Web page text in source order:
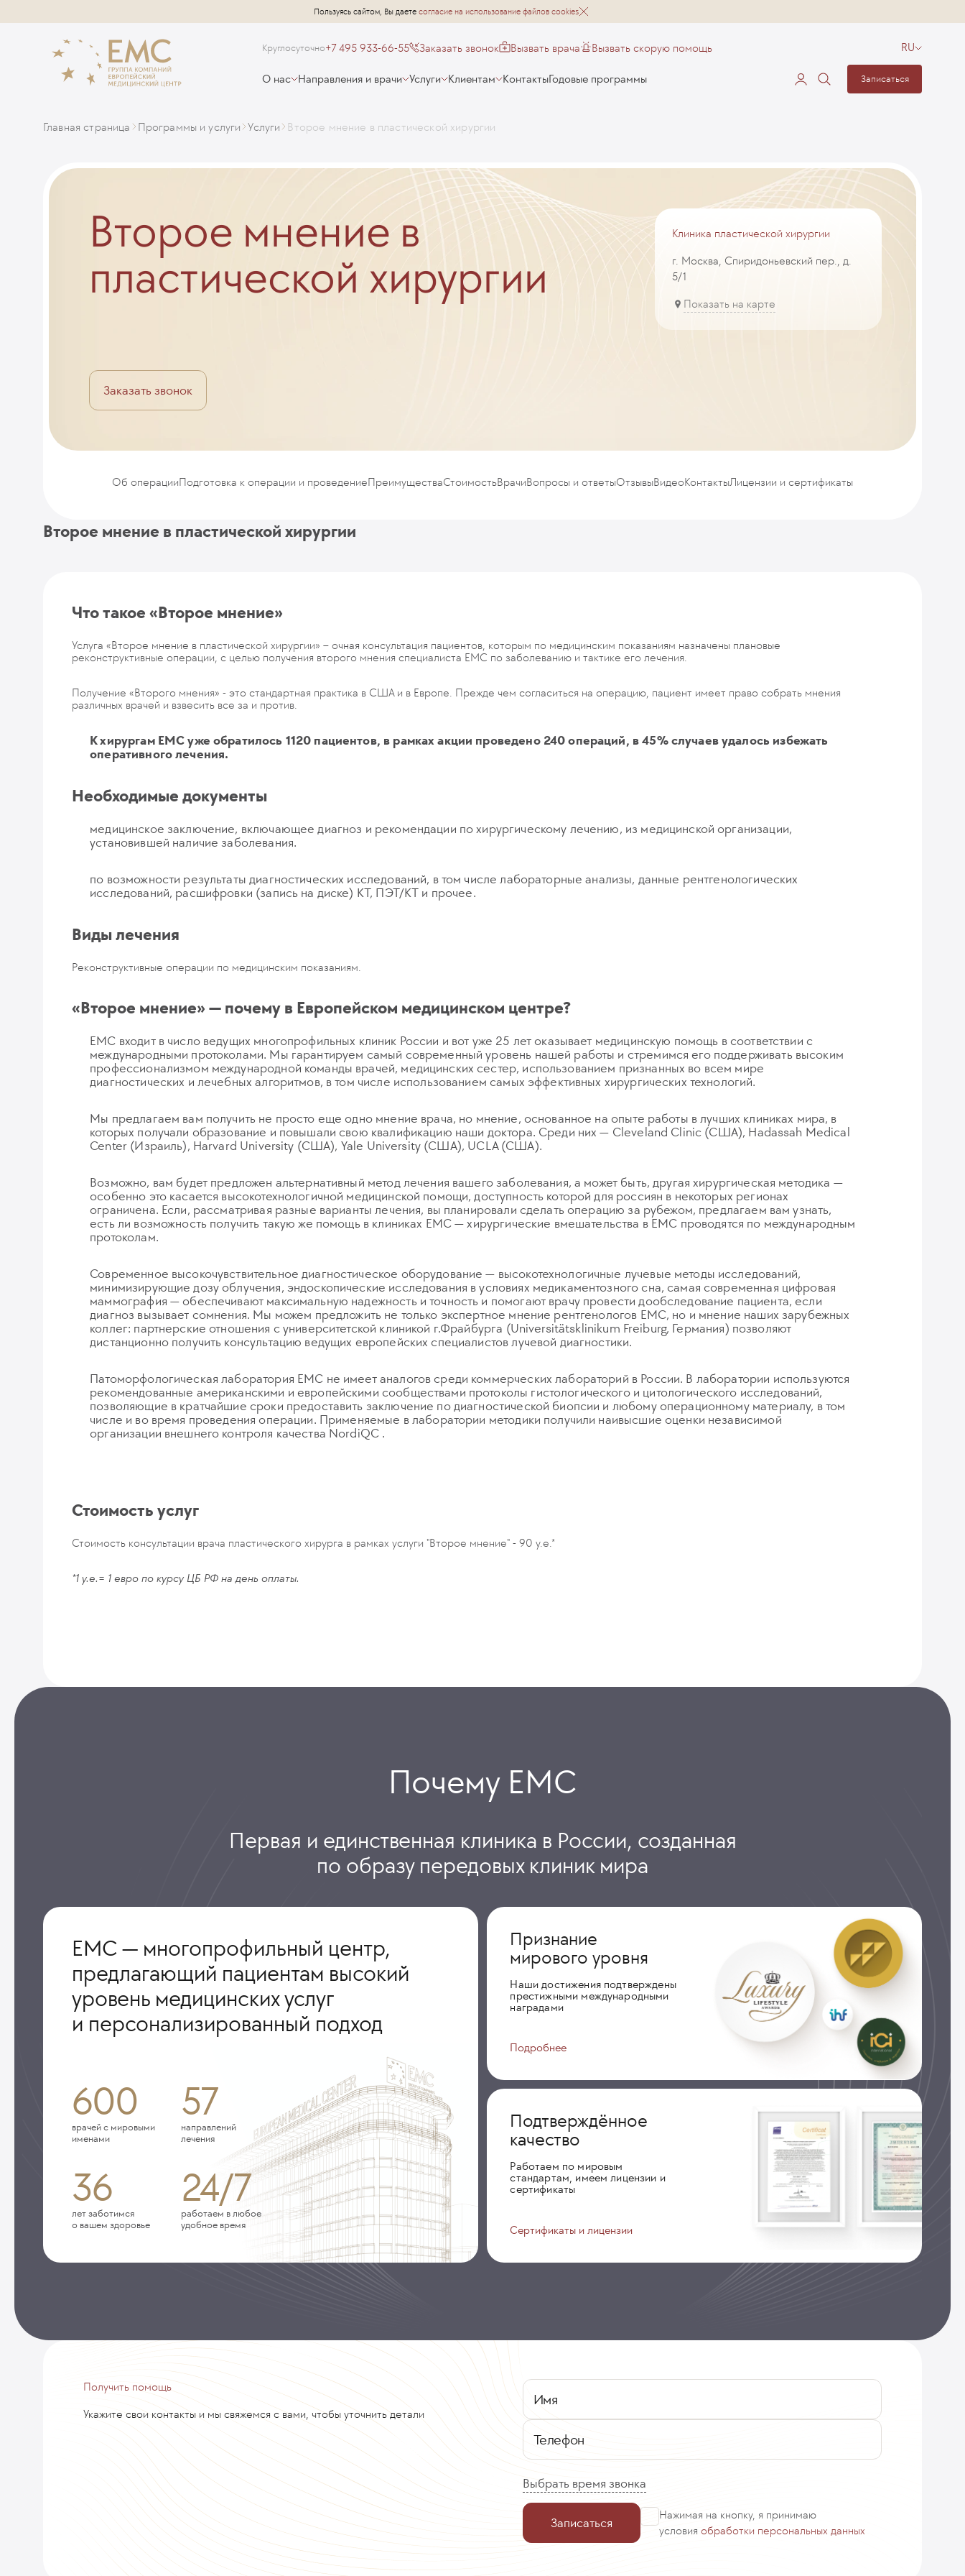
Пользуясь сайтом, Вы даете согласие на использование файлов cookies
Круглосуточно+7 495 933-66-55 Заказать звонок Вызвать врача Вызвать скорую помощь RU
О нас Направления и врачи Услуги Клиентам КонтактыГодовые программы Записаться
Главная страница Программы и услуги Услуги Второе мнение в пластической хирургии
Второе мнение в
пластической хирургии
Заказать звонок
Клиника пластической хирургии
г. Москва, Спиридоньевский пер., д.
5/1
Показать на карте
Об операцииПодготовка к операции и проведениеПреимуществаСтоимостьВрачиВопросы и ответыОтзывыВидеоКонтактыЛицензии и сертификаты
Второе мнение в пластической хирургии
Что такое «Второе мнение»
Услуга «Второе мнение в пластической хирургии» – очная консультация пациентов, которым по медицинским показаниям назначены плановые
реконструктивные операции, с целью получения второго мнения специалиста ЕМС по заболеванию и тактике его лечения.
Получение «Второго мнения» - это стандартная практика в США и в Европе. Прежде чем согласиться на операцию, пациент имеет право собрать мнения
различных врачей и взвесить все за и против.
К хирургам EMC уже обратилось 1120 пациентов, в рамках акции проведено 240 операций, в 45% случаев удалось избежать
оперативного лечения.
Необходимые документы
медицинское заключение, включающее диагноз и рекомендации по хирургическому лечению, из медицинской организации,
установившей наличие заболевания.
по возможности результаты диагностических исследований, в том числе лабораторные анализы, данные рентгенологических
исследований, расшифровки (запись на диске) КТ, ПЭТ/КТ и прочее.
Виды лечения
Реконструктивные операции по медицинским показаниям.
«Второе мнение» — почему в Европейском медицинском центре?
ЕМС входит в число ведущих многопрофильных клиник России и вот уже 25 лет оказывает медицинскую помощь в соответствии с
международными протоколами. Мы гарантируем самый современный уровень нашей работы и стремимся его поддерживать высоким
профессионализмом международной команды врачей, медицинских сестер, использованием признанных во всем мире
диагностических и лечебных алгоритмов, в том числе использованием самых эффективных хирургических технологий.
Мы предлагаем вам получить не просто еще одно мнение врача, но мнение, основанное на опыте работы в лучших клиниках мира, в
которых получали образование и повышали свою квалификацию наши доктора. Среди них — Cleveland Clinic (США), Hadassah Medical
Center (Израиль), Harvard University (США), Yale University (США), UCLA (США).
Возможно, вам будет предложен альтернативный метод лечения вашего заболевания, а может быть, другая хирургическая методика —
особенно это касается высокотехнологичной медицинской помощи, доступность которой для россиян в некоторых регионах
ограничена. Если, рассматривая разные варианты лечения, вы планировали сделать операцию за рубежом, предлагаем вам узнать,
есть ли возможность получить такую же помощь в клиниках ЕМС — хирургические вмешательства в ЕМС проводятся по международным
протоколам.
Современное высокочувствительное диагностическое оборудование — высокотехнологичные лучевые методы исследований,
минимизирующие дозу облучения, эндоскопические исследования в условиях медикаментозного сна, самая современная цифровая
маммография — обеспечивают максимальную надежность и точность и помогают врачу провести дообследование пациента, если
диагноз вызывает сомнения. Мы можем предложить не только экспертное мнение рентгенологов ЕМС, но и мнение наших зарубежных
коллег: партнерские отношения с университетской клиникой г.Фрайбурга (Universitätsklinikum Freiburg, Германия) позволяют
дистанционно получить консультацию ведущих европейских специалистов лучевой диагностики.
Патоморфологическая лаборатория ЕМС не имеет аналогов среди коммерческих лабораторий в России. В лаборатории используются
рекомендованные американскими и европейскими сообществами протоколы гистологического и цитологического исследований,
позволяющие в кратчайшие сроки предоставить заключение по диагностической биопсии и любому операционному материалу, в том
числе и во время проведения операции. Применяемые в лаборатории методики получили наивысшие оценки независимой
организации внешнего контроля качества NordiQC .
Стоимость услуг
Стоимость консультации врача пластического хирурга в рамках услуги "Второе мнение" - 90 у.е.*
*1 у.е.= 1 евро по курсу ЦБ РФ на день оплаты.
Почему ЕМС
Первая и единственная клиника в России, созданная
по образу передовых клиник мира
ЕМС — многопрофильный центр,
предлагающий пациентам высокий
уровень медицинских услуг
и персонализированный подход
600
врачей с мировыми
именами
57
направлений
лечения
36
лет заботимся
о вашем здоровье
24/7
работаем в любое
удобное время
Признание
мирового уровня
Наши достижения подтверждены
престижными международными
наградами
Подробнее
Подтверждённое
качество
Работаем по мировым
стандартам, имеем лицензии и
сертификаты
Сертификаты и лицензии
Получить помощь
Укажите свои контакты и мы свяжемся с вами, чтобы уточнить детали
Имя
Телефон
Выбрать время звонка
Нажимая на кнопку, я принимаю
условия обработки персональных данных
Записаться